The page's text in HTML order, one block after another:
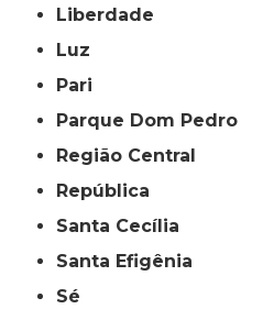
Liberdade
Luz
Pari
Parque Dom Pedro
Região Central
República
Santa Cecília
Santa Efigênia
Sé